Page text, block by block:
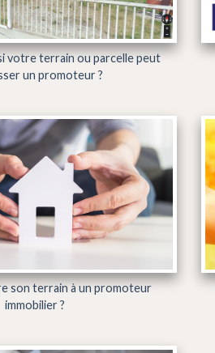
votre terrain ou parcelle peut
un promoteur ?
son terrain à un promoteur
immobilier ?